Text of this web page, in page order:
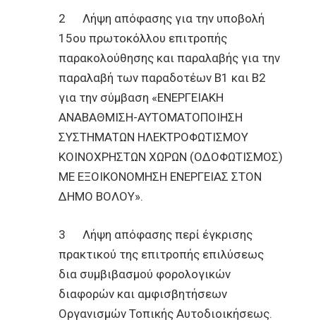
2 Λήψη απόφασης για την υποβολή
15ου πρωτοκόλλου επιτροπής
παρακολούθησης και παραλαβής για την
παραλαβή των παραδοτέων Β1 και Β2
για την σύμβαση «ΕΝΕΡΓΕΙΑΚΗ
ΑΝΑΒΑΘΜΙΣΗ-ΑΥΤΟΜΑΤΟΠΟΙΗΣΗ
ΣΥΣΤΗΜΑΤΩΝ ΗΛΕΚΤΡΟΦΩΤΙΣΜΟΥ
ΚΟΙΝΟΧΡΗΣΤΩΝ ΧΩΡΩΝ (ΟΔΟΦΩΤΙΣΜΟΣ)
ΜΕ ΕΞΟΙΚΟΝΟΜΗΣΗ ΕΝΕΡΓΕΙΑΣ ΣΤΟΝ
ΔΗΜΟ ΒΟΛΟΥ».
3 Λήψη απόφασης περί έγκρισης
πρακτικού της επιτροπής επιλύσεως
δια συμβιβασμού φορολογικών
διαφορών και αμφισβητήσεων
Οργανισμών Τοπικής Αυτοδιοικήσεως.